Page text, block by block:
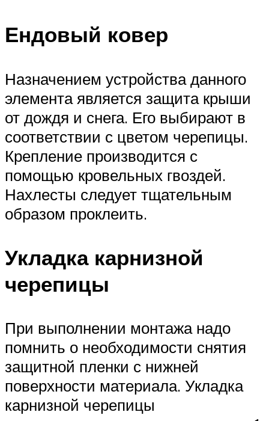
Ендовый ковер
Назначением устройства данного
элемента является защита крыши
от дождя и снега. Его выбирают в
соответствии с цветом черепицы.
Крепление производится с
помощью кровельных гвоздей.
Нахлесты следует тщательным
образом проклеить.
Укладка карнизной
черепицы
При выполнении монтажа надо
помнить о необходимости снятия
защитной пленки с нижней
поверхности материала. Укладка
карнизной черепицы